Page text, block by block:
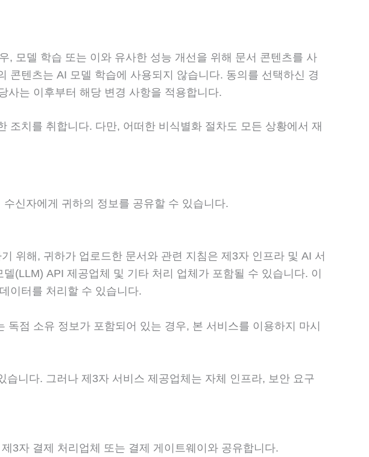
, 모델 학습 또는 이와 유사한 성능 개선을 위해 문서 콘텐츠를 사
텐츠는 AI 모델 학습에 사용되지 않습니다. 동의를 선택하신 경
사는 이후부터 해당 변경 사항을 적용합니다.
치를 취합니다. 다만, 어떠한 비식별화 절차도 모든 상황에서 재
신자에게 귀하의 정보를 공유할 수 있습니다.
위해, 귀하가 업로드한 문서와 관련 지침은 제3자 인프라 및 AI 서
(LLM) API 제공업체 및 기타 처리 업체가 포함될 수 있습니다. 이
이터를 처리할 수 있습니다.
점 소유 정보가 포함되어 있는 경우, 본 서비스를 이용하지 마시
니다. 그러나 제3자 서비스 제공업체는 자체 인프라, 보안 요구
3자 결제 처리업체 또는 결제 게이트웨이와 공유합니다.